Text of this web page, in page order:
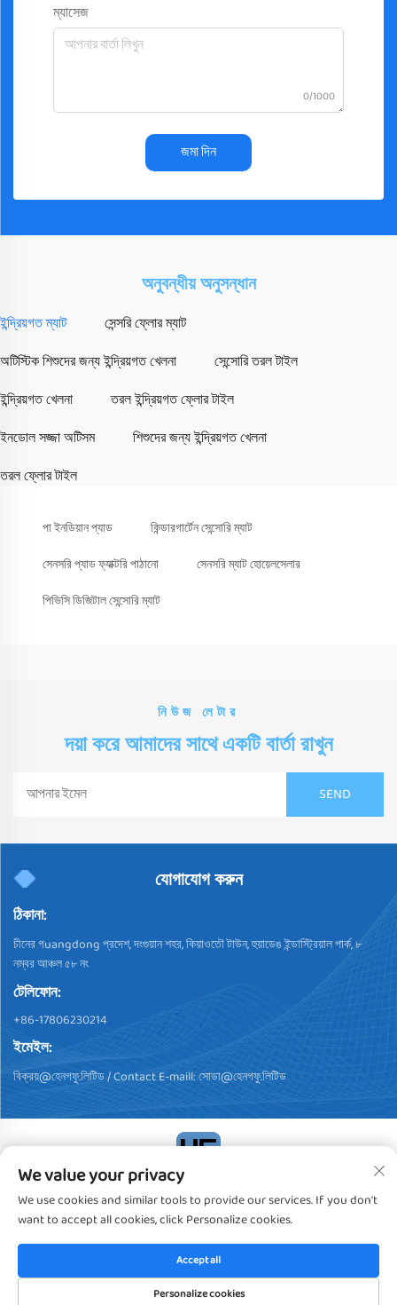
ম্যাসেজ
0/1000
জমা দিন
অনুবন্ধীয় অনুসন্ধান
ইন্দ্রিয়গত ম্যাট সেন্সরি ফ্লোর ম্যাট
অটিস্টিক শিশুদের জন্য ইন্দ্রিয়গত খেলনা সেন্সোরি তরল টাইল
ইন্দ্রিয়গত খেলনা তরল ইন্দ্রিয়গত ফ্লোর টাইল
ইনডোল সজ্জা অটিসম শিশুদের জন্য ইন্দ্রিয়গত খেলনা
তরল ফ্লোর টাইল
পা ইনডিয়ান প্যাড
কিন্ডারগার্টেন সেন্সোরি ম্যাট
সেনসরি প্যাড ফ্যাক্টরি পাঠানো
সেনসরি ম্যাট হোয়েলসেলার
পিভিসি ডিজিটাল সেন্সোরি ম্যাট
নিউজ লেটার
দয়া করে আমাদের সাথে একটি বার্তা রাখুন
যোগাযোগ করুন
ঠিকানা:
চীনের গuangdong প্রদেশ, দংগুয়ান শহর, কিয়াওতৌ টাউন, হুয়াডেঙ ইন্ডাস্ট্রিয়াল পার্ক, ৮
নম্বর আঞ্চল ৫৮ নং
টেলিফোন:
+86-17806230214
ইমেইল:
বিক্রয়@হেনগফু.লিটিড/ Contact E-maill:সোডা@হেনগফু.লিটিড
কপিরাইট © 2024, ডংগুয়ান হেন্গফু প্লাস্টিক প্রোডাক্টস কো., লিমিটেড। সব অধিকার
সংরক্ষিতগোপনীয়তা নীতি
We value your privacy
We use cookies and similar tools to provide our services. If you don't
want to accept all cookies, click Personalize cookies.
Personalize cookies
Accept all